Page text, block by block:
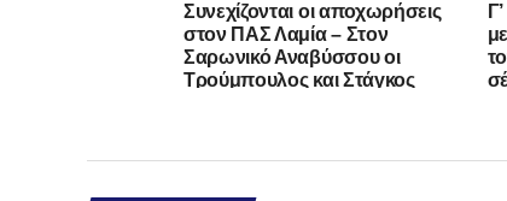
Συνεχίζονται οι αποχωρήσεις
στον ΠΑΣ Λαμία – Στον
Σαρωνικό Αναβύσσου οι
Τρούμπουλος και Στάγκος